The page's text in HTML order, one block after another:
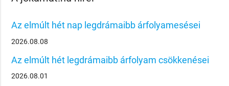
Az elmúlt hét nap legdrámaibb árfolyamesései
2026.08.08
Az elmúlt hét legdrámaibb árfolyam csökkenései
2026.08.01